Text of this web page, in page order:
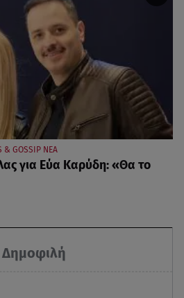
Δημοφιλή
& GOSSIP ΝΕΑ
για Εύα Καρύδη: «Θα το